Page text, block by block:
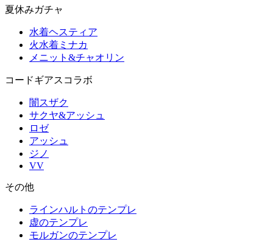
夏休みガチャ
水着ヘスティア
火水着ミナカ
メニット&チャオリン
コードギアスコラボ
闇スザク
サクヤ&アッシュ
ロゼ
アッシュ
ジノ
VV
その他
ラインハルトのテンプレ
虚のテンプレ
モルガンのテンプレ